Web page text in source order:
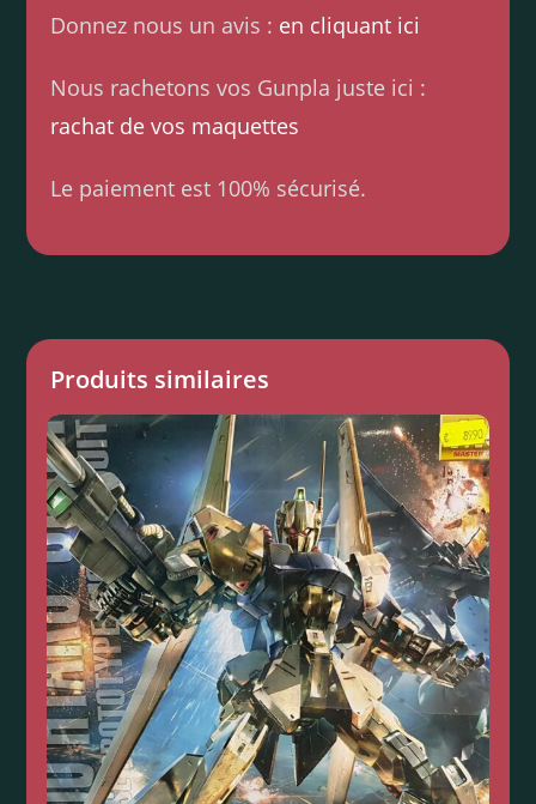
Donnez nous un avis : en cliquant ici
Nous rachetons vos Gunpla juste ici :
rachat de vos maquettes
Le paiement est 100% sécurisé.
Produits similaires